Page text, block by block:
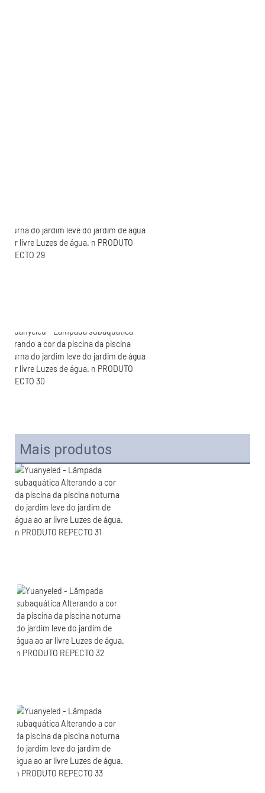
Mais produtos